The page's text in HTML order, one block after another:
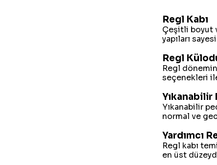
Regl Kabı
Çeşitli boyut
yapıları
Regl
Regl
seçenekleri
Yıkanabilir
Yıkanabilir
normal ve
Yardımcı
Regl kabı
en üst